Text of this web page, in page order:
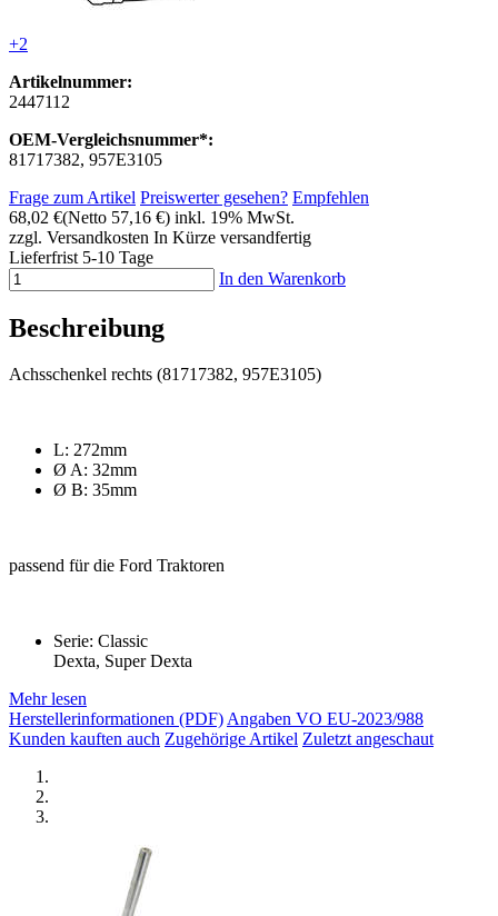
+2
Artikelnummer:
2447112
OEM-Vergleichsnummer*:
81717382, 957E3105
Frage zum Artikel Preiswerter gesehen? Empfehlen
68,02 €(Netto 57,16 €) inkl. 19% MwSt.
zzgl. Versandkosten In Kürze versandfertig
Lieferfrist 5-10 Tage
In den Warenkorb
Beschreibung
Achsschenkel rechts (81717382, 957E3105)
L: 272mm
Ø A: 32mm
Ø B: 35mm
passend für die Ford Traktoren
Serie: Classic
Dexta, Super Dexta
Mehr lesen
Herstellerinformationen (PDF)Angaben VO EU-2023/988
Kunden kauften auch Zugehörige Artikel Zuletzt angeschaut